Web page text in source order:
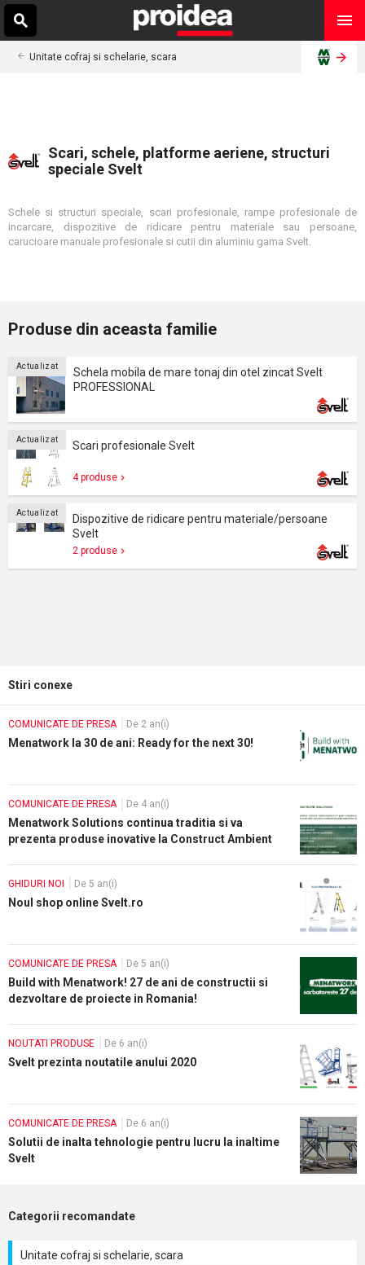
Unitate cofraj si schelarie, scara
Scari, schele, platforme aeriene, structuri
speciale Svelt
Schele si structuri speciale, scari profesionale, rampe profesionale de
incarcare, dispozitive de ridicare pentru materiale sau persoane,
carucioare manuale profesionale si cutii din aluminiu gama Svelt.
Produse din aceasta familie
Actualizat
Schela mobila de mare tonaj din otel zincat Svelt
PROFESSIONAL
Actualizat Scari profesionale Svelt
4 produse
Actualizat
Dispozitive de ridicare pentru materiale/persoane
Svelt
2 produse
Stiri conexe
COMUNICATE DE PRESA De 2 an(i)
Menatwork la 30 de ani: Ready for the next 30!
COMUNICATE DE PRESA De 4 an(i)
Menatwork Solutions continua traditia si va
prezenta produse inovative la Construct Ambient
GHIDURI NOI De 5 an(i)
Noul shop online Svelt.ro
COMUNICATE DE PRESA De 5 an(i)
Build with Menatwork! 27 de ani de constructii si
dezvoltare de proiecte in Romania!
NOUTATI PRODUSE De 6 an(i)
Svelt prezinta noutatile anului 2020
COMUNICATE DE PRESA De 6 an(i)
Solutii de inalta tehnologie pentru lucru la inaltime
Svelt
Categorii recomandate
Unitate cofraj si schelarie, scara